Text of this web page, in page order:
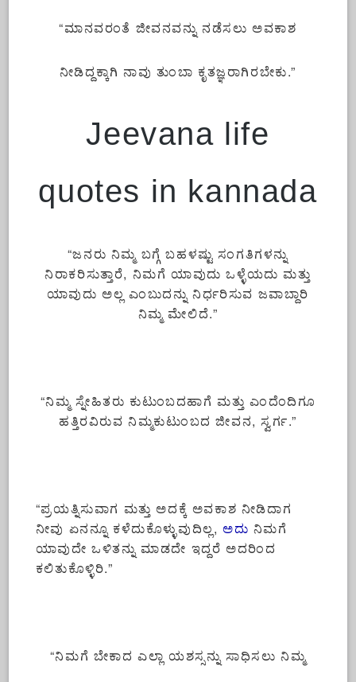
“ಮಾನವರಂತೆ ಜೀವನವನ್ನು ನಡೆಸಲು ಅವಕಾಶ
ನೀಡಿದ್ದಕ್ಕಾಗಿ ನಾವು ತುಂಬಾ ಕೃತಜ್ಞರಾಗಿರಬೇಕು.”
Jeevana life
quotes in kannada
“ಜನರು ನಿಮ್ಮ ಬಗ್ಗೆ ಬಹಳಷ್ಟು ಸಂಗತಿಗಳನ್ನು
ನಿರಾಕರಿಸುತ್ತಾರೆ, ನಿಮಗೆ ಯಾವುದು ಒಳ್ಳೆಯದು ಮತ್ತು
ಯಾವುದು ಅಲ್ಲ ಎಂಬುದನ್ನು ನಿರ್ಧರಿಸುವ ಜವಾಬ್ದಾರಿ
ನಿಮ್ಮ ಮೇಲಿದೆ.”
“ನಿಮ್ಮ ಸ್ನೇಹಿತರು ಕುಟುಂಬದಹಾಗೆ ಮತ್ತು ಎಂದೆಂದಿಗೂ
ಹತ್ತಿರವಿರುವ ನಿಮ್ಮಕುಟುಂಬದ ಜೀವನ, ಸ್ವರ್ಗ.”
“ಪ್ರಯತ್ನಿಸುವಾಗ ಮತ್ತು ಅದಕ್ಕೆ ಅವಕಾಶ ನೀಡಿದಾಗ
ನೀವು ಏನನ್ನೂ ಕಳೆದುಕೊಳ್ಳುವುದಿಲ್ಲ, ಅದು ನಿಮಗೆ
ಯಾವುದೇ ಒಳಿತನ್ನು ಮಾಡದೇ ಇದ್ದರೆ ಅದರಿಂದ
ಕಲಿತುಕೊಳ್ಳಿರಿ.”
“ನಿಮಗೆ ಬೇಕಾದ ಎಲ್ಲಾ ಯಶಸ್ಸನ್ನು ಸಾಧಿಸಲು ನಿಮ್ಮ